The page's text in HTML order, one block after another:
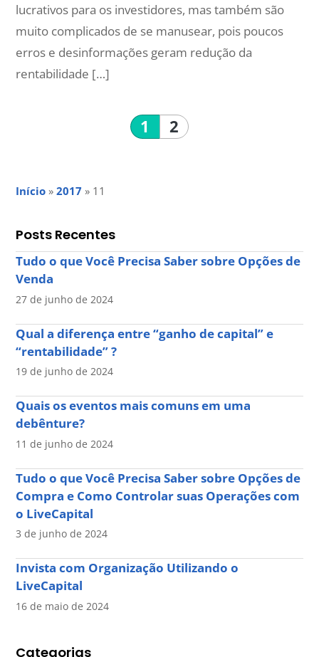
lucrativos para os investidores, mas também são
muito complicados de se manusear, pois poucos
erros e desinformações geram redução da
rentabilidade […]
1 2
Início » 2017 » 11
Posts Recentes
Tudo o que Você Precisa Saber sobre Opções de
Venda
27 de junho de 2024
Qual a diferença entre “ganho de capital” e
“rentabilidade” ?
19 de junho de 2024
Quais os eventos mais comuns em uma
debênture?
11 de junho de 2024
Tudo o que Você Precisa Saber sobre Opções de
Compra e Como Controlar suas Operações com
o LiveCapital
3 de junho de 2024
Invista com Organização Utilizando o
LiveCapital
16 de maio de 2024
Categorias